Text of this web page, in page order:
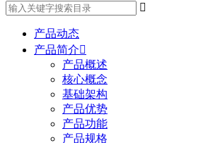

产品动态
产品简介
产品概述
核心概念
基础架构
产品优势
产品功能
产品规格